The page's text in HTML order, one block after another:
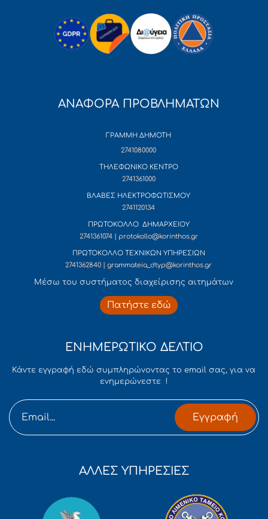
ΑΝΑΦΟΡΑ ΠΡΟΒΛΗΜΑΤΩΝ
ΓΡΑΜΜΗ ΔΗΜΟΤΗ
2741080000
ΤΗΛΕΦΩΝΙΚΟ ΚΕΝΤΡΟ
2741361000
ΒΛΑΒΕΣ ΗΛΕΚΤΡΟΦΩΤΙΣΜΟΥ
2741120134
ΠΡΩΤΟΚΟΛΛΟ ΔΗΜΑΡΧΕΙΟΥ
2741361074 | protokollo@korinthos.gr
ΠΡΩΤΟΚΟΛΛΟ ΤΕΧΝΙΚΩΝ ΥΠΗΡΕΣΙΩΝ
2741362840 | grammateia_dtyp@korinthos.gr
Mέσω του συστήματος διαχείρισης αιτημάτων
Πατήστε εδώ
ΕΝΗΜΕΡΩΤΙΚΟ ΔΕΛΤΙΟ
Κάντε εγγραφή εδώ συμπληρώνοντας το email σας, για να
ενημερώνεστε !
Εγγραφή
ΑΛΛΕΣ ΥΠΗΡΕΣΙΕΣ